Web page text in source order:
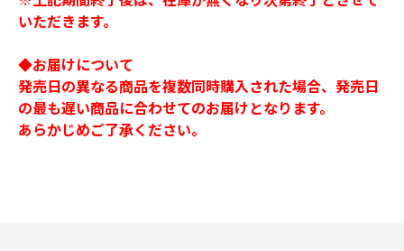
いただきます。
◆お届けについて
発売日の異なる商品を複数同時購入された場合、発売日
の最も遅い商品に合わせてのお届けとなります。
あらかじめご了承ください。